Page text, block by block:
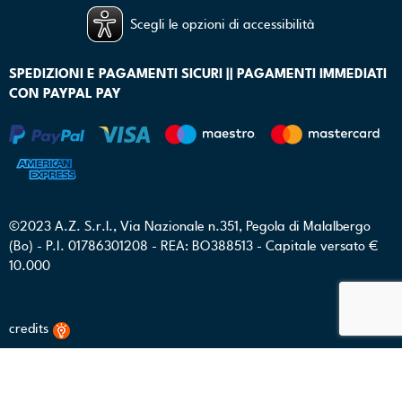
Scegli le opzioni di accessibilità
SPEDIZIONI E PAGAMENTI SICURI || PAGAMENTI IMMEDIATI
CON PAYPAL PAY
©2023 A.Z. S.r.l., Via Nazionale n.351, Pegola di Malalbergo
(Bo) - P.I. 01786301208 - REA: BO388513 - Capitale versato €
10.000
credits